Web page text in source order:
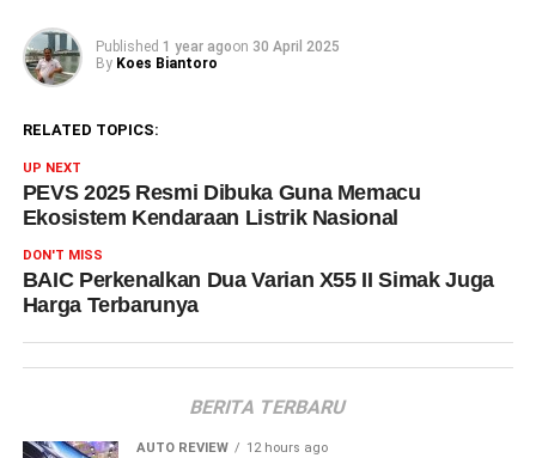
Published 1 year agoon 30 April 2025
By Koes Biantoro
RELATED TOPICS:
UP NEXT
PEVS 2025 Resmi Dibuka Guna Memacu
Ekosistem Kendaraan Listrik Nasional
DON'T MISS
BAIC Perkenalkan Dua Varian X55 II Simak Juga
Harga Terbarunya
BERITA TERBARU
AUTO REVIEW 12 hours ago